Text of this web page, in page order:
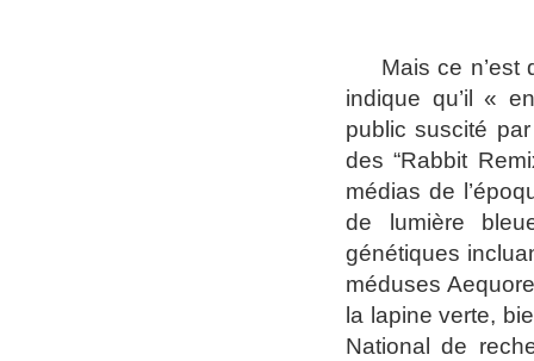
Mais ce n’est
indique qu’il «
public suscité
des “Rabbit
médias de
de lumière
génétiques
méduses
la lapine verte,
National de